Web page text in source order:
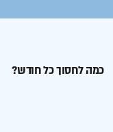
כמה לחסוך כל חודש?